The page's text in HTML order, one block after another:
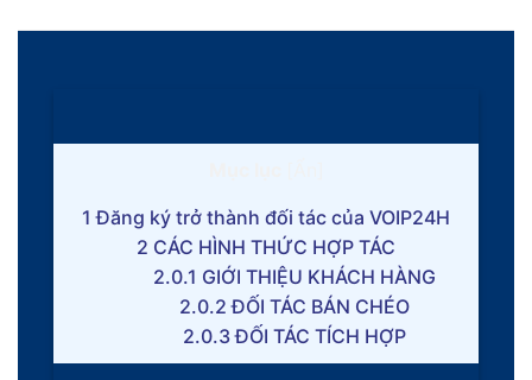
1 Đăng ký trở thành đối tác của VOIP24H
2 CÁC HÌNH THỨC HỢP TÁC
2.0.1 GIỚI THIỆU KHÁCH HÀNG
2.0.2 ĐỐI TÁC BÁN CHÉO
2.0.3ĐỐI TÁC TÍCH HỢP